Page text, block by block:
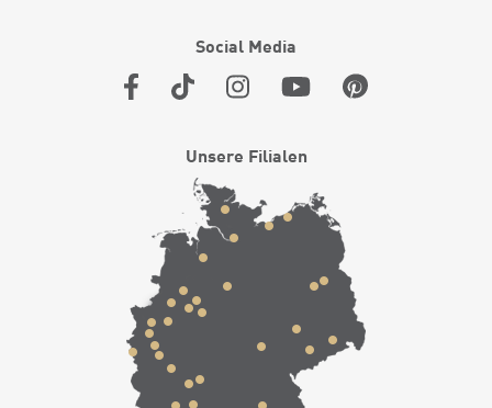
Social Media
Unsere Filialen